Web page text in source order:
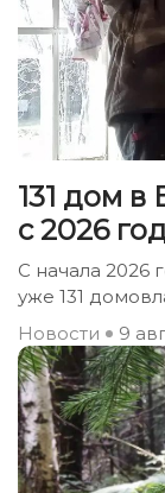
131 дом в
с 2026
С начала 2026
уже 131
Новости
9